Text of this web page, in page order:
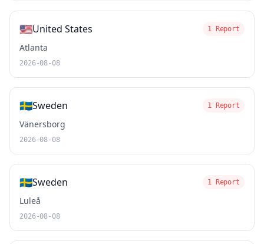
🇺🇸United States 1 Report
Atlanta
2026-08-08
🇸🇪Sweden 1 Report
Vänersborg
2026-08-08
🇸🇪Sweden 1 Report
Luleå
2026-08-08